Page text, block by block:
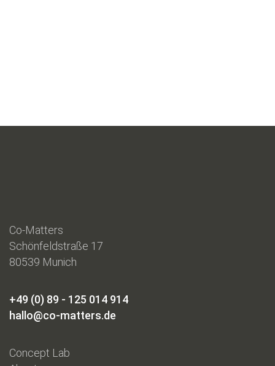
Co-Matters
Schönfeldstraße 17
80539 Munich
+49 (0) 89 - 125 014 914
hallo@co-matters.de
Concept Lab